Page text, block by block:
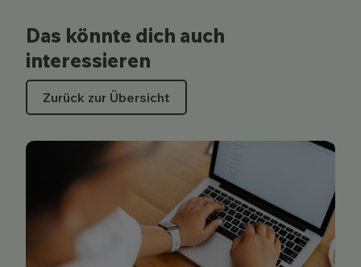
Das könnte dich auch
interessieren
Zurück zur Übersicht